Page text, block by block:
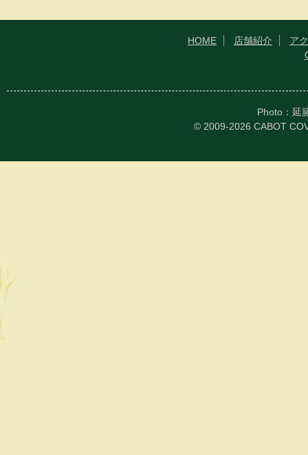
HOME 店舗紹介
ア
Photo：延
© 2009-2026 CABOT